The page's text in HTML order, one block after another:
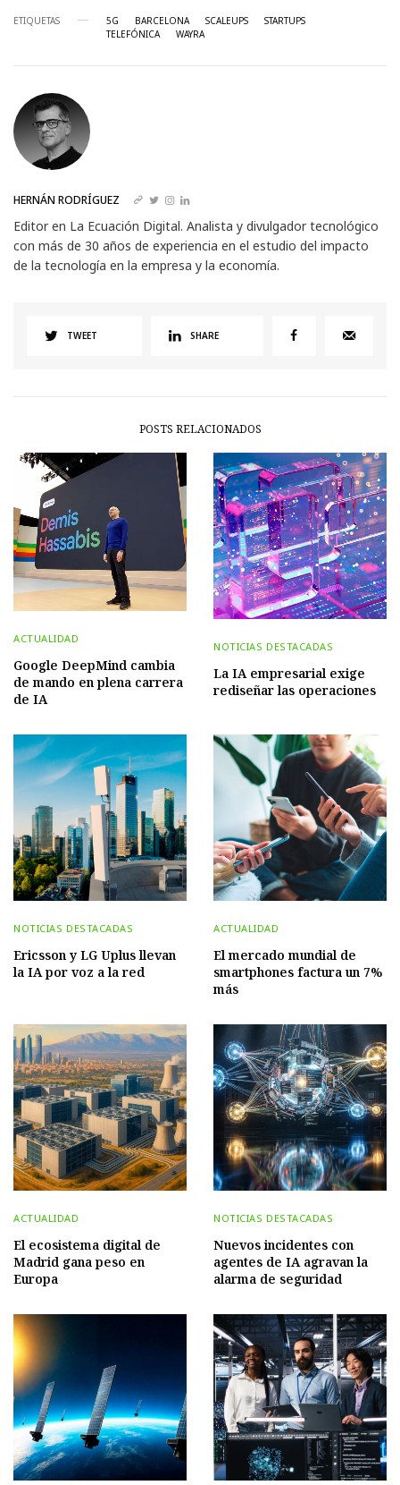
ETIQUETAS 5G BARCELONA SCALEUPS
STARTUPS
TELEFÓNICA
WAYRA
HERNÁN RODRÍGUEZ
Editor en La Ecuación Digital. Analista y divulgador tecnológico
con más de 30 años de experiencia en el estudio del impacto
de la tecnología en la empresa y la economía.
TWEET SHARE
POSTS RELACIONADOS
ACTUALIDAD
Google DeepMind cambia
de mando en plena carrera
de IA
NOTICIAS DESTACADAS
La IA empresarial exige
rediseñar las operaciones
NOTICIAS DESTACADAS
Ericsson y LG Uplus llevan
la IA por voz a la red
ACTUALIDAD
El mercado mundial de
smartphones factura un 7%
más
ACTUALIDAD
El ecosistema digital de
Madrid gana peso en
Europa
NOTICIAS DESTACADAS
Nuevos incidentes con
agentes de IA agravan la
alarma de seguridad